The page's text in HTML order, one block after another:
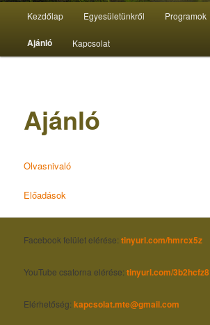
Kezdőlap Egyesületünkről Programok
Ajánló Kapcsolat
Ajánló
Olvasnivaló
Előadások
Facebook felület elérése:tinyurl.com/hmrcx5z
YouTube csatorna elérése:tinyurl.com/3b2hcfz8
Elérhetőség:kapcsolat.mte@gmail.com